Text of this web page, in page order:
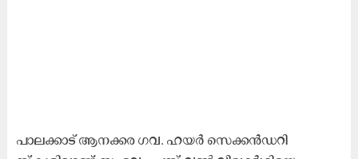
പാലക്കാട് ആനക്കര ഗവ. ഹയർ സെക്കൻഡറി